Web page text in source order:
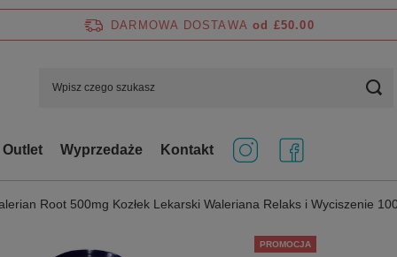
DARMOWA DOSTAWA od £50.00
Outlet Wyprzedaże Kontakt
Root 500mg Kozłek Lekarski Waleriana Relaks i Wyciszenie
PROMOCJA